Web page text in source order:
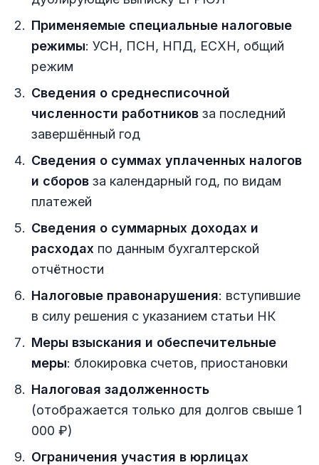
Применяемые специальные налоговые
режимы: УСН, ПСН, НПД, ЕСХН, общий
режим
Сведения о среднесписочной
численности работников за последний
завершённый год
Сведения о суммах уплаченных налогов
и сборов за календарный год, по видам
платежей
Сведения о суммарных доходах и
расходах по данным бухгалтерской
отчётности
Налоговые правонарушения: вступившие
в силу решения с указанием статьи НК
Меры взыскания и обеспечительные
меры: блокировка счетов, приостановки
Налоговая задолженность
(отображается только для долгов свыше 1
000 ₽)
Ограничения участия в юрлицах